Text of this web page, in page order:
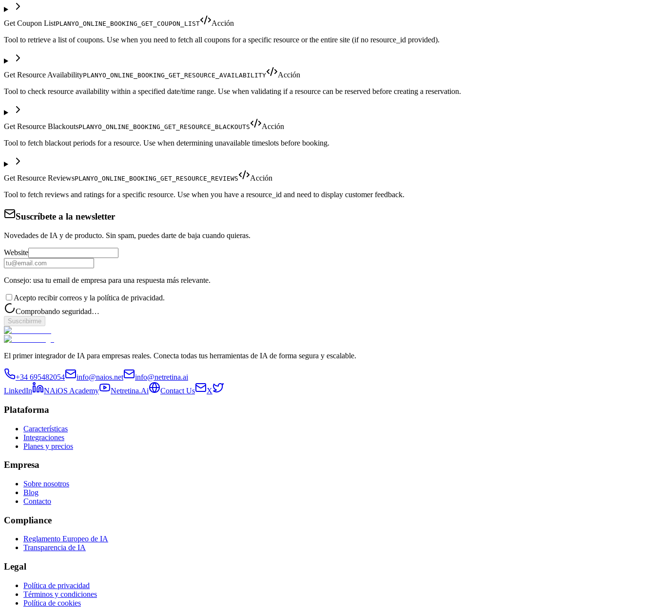
Get Coupon ListPLANYO_ONLINE_BOOKING_GET_COUPON_LIST
Acción
Tool to retrieve a list of coupons. Use when you need to fetch all coupons for a specific resource or the entire site (if no resource_id provided).
Get Resource AvailabilityPLANYO_ONLINE_BOOKING_GET_RESOURCE_AVAILABILITY
Acción
Tool to check resource availability within a specified date/time range. Use when validating if a resource can be reserved before creating a reservation.
Get Resource BlackoutsPLANYO_ONLINE_BOOKING_GET_RESOURCE_BLACKOUTS
Acción
Tool to fetch blackout periods for a resource. Use when determining unavailable timeslots before booking.
Get Resource ReviewsPLANYO_ONLINE_BOOKING_GET_RESOURCE_REVIEWS
Acción
Tool to fetch reviews and ratings for a specific resource. Use when you have a resource_id and need to display customer feedback.
Suscríbete a la newsletter
Novedades de IA y de producto. Sin spam, puedes darte de baja cuando quieras.
Website
Consejo: usa tu email de empresa para una respuesta más relevante.
Acepto recibir correos y la política de privacidad.
Comprobando seguridad…
Suscribirme
El primer integrador de IA para empresas reales. Conecta todas tus herramientas de IA de forma segura y escalable.
+34 695482054 info@naios.net
info@netretina.ai
LinkedIn
NAiOS Academy Netretina.Ai Contact Us X
Plataforma
Características
Integraciones
Planes y precios
Empresa
Sobre nosotros
Blog
Contacto
Compliance
Reglamento Europeo de IA
Transparencia de IA
Legal
Política de privacidad
Términos y condiciones
Política de cookies